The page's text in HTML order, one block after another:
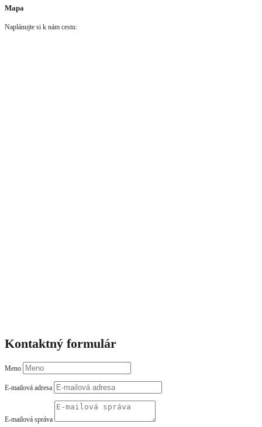
Mapa
Naplánujte si k nám cestu:
Kontaktný formulár
Meno
E-mailová adresa
E-mailová správa